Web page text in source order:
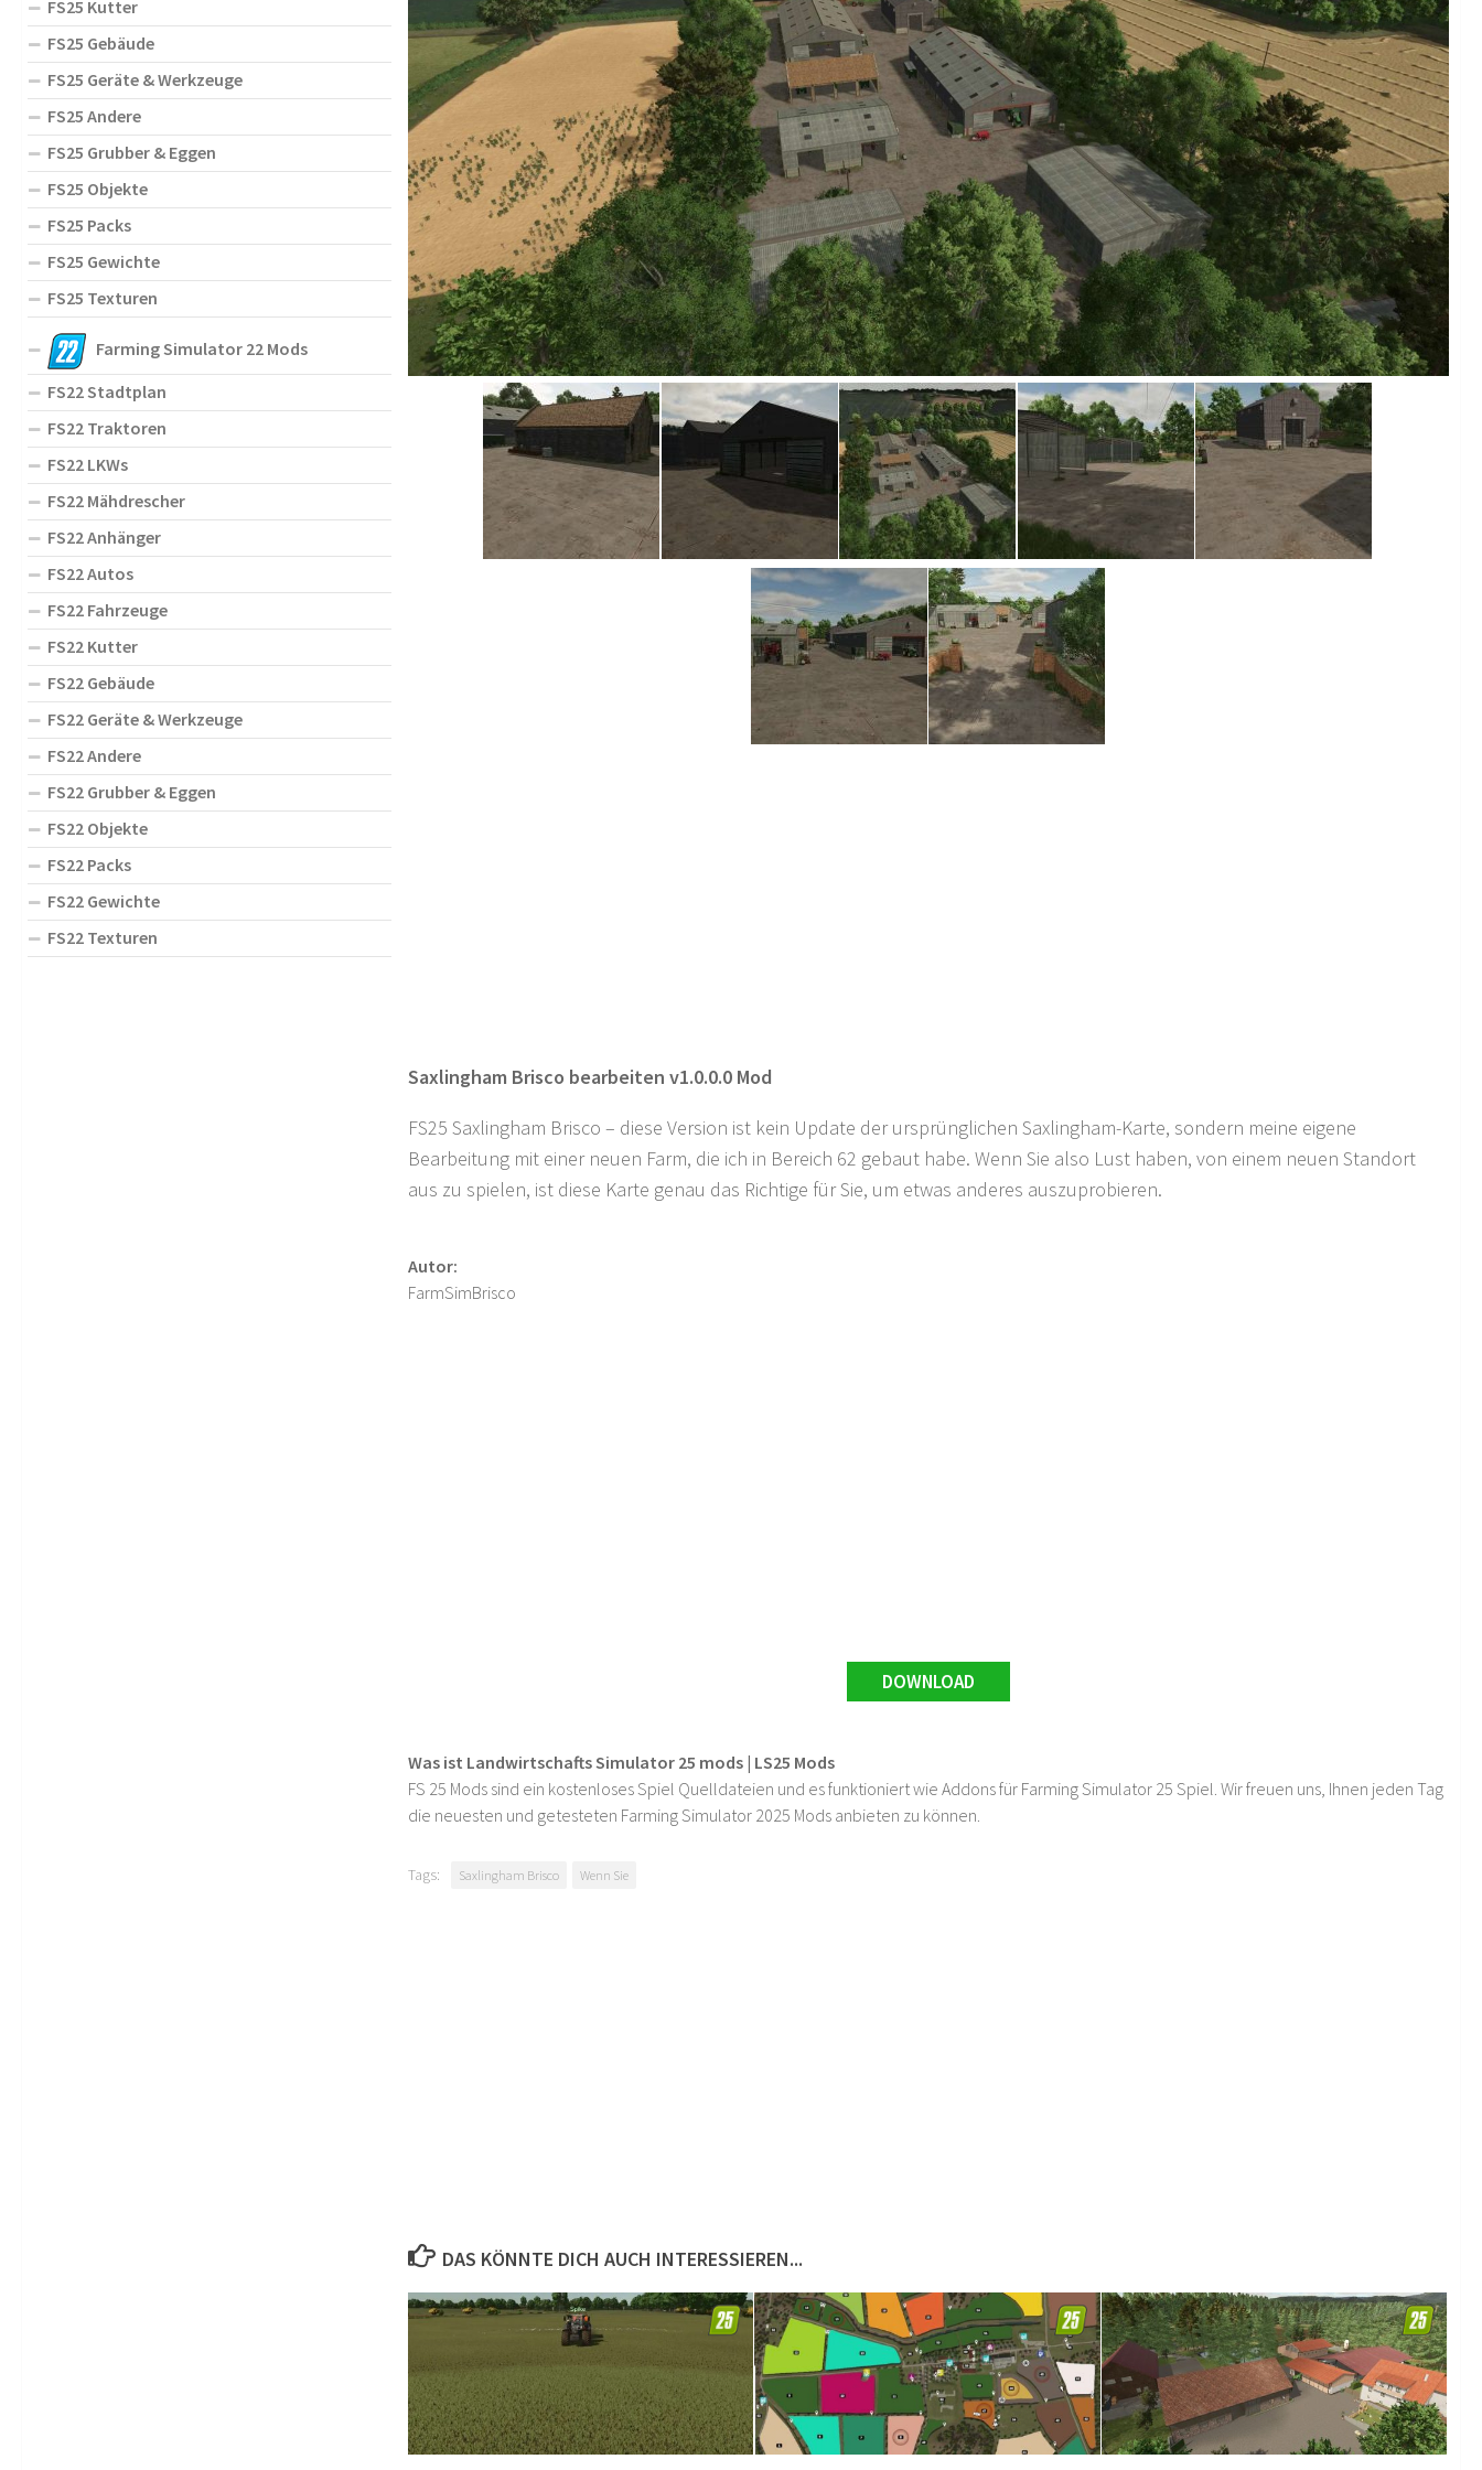
Saxlingham Brisco bearbeiten v1.0.0.0 Mod
FS25 Saxlingham Brisco – diese Version ist kein Update der ursprünglichen Saxlingham-Karte, sondern meine eigene
Bearbeitung mit einer neuen Farm, die ich in Bereich 62 gebaut habe. Wenn Sie also Lust haben, von einem neuen Standort
aus zu spielen, ist diese Karte genau das Richtige für Sie, um etwas anderes auszuprobieren.
Autor:
FarmSimBrisco
DOWNLOAD
Was ist Landwirtschafts Simulator 25 mods | LS25 Mods
FS 25 Mods sind ein kostenloses Spiel Quelldateien und es funktioniert wie Addons für Farming Simulator 25 Spiel. Wir freuen uns, Ihnen jeden Tag
die neuesten und getesteten Farming Simulator 2025 Mods anbieten zu können.
Tags: Saxlingham Brisco Wenn Sie
DAS KÖNNTE DICH AUCH INTERESSIEREN...
FS25 Kutter
FS25 Gebäude
FS25 Geräte & Werkzeuge
FS25 Andere
FS25 Grubber & Eggen
FS25 Objekte
FS25 Packs
FS25 Gewichte
FS25 Texturen
Farming Simulator 22 Mods
FS22 Stadtplan
FS22 Traktoren
FS22 LKWs
FS22 Mähdrescher
FS22 Anhänger
FS22 Autos
FS22 Fahrzeuge
FS22 Kutter
FS22 Gebäude
FS22 Geräte & Werkzeuge
FS22 Andere
FS22 Grubber & Eggen
FS22 Objekte
FS22 Packs
FS22 Gewichte
FS22 Texturen